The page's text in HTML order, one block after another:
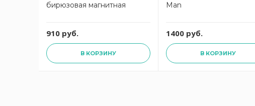
бирюзовая магнитная
910 руб.
В КОРЗИНУ
Man
1400 руб.
В КОРЗИНУ